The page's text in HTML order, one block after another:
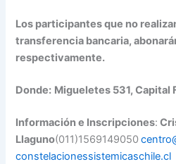
Los participantes que no
transferencia bancaria,
respectivamente.
Donde: Migueletes 531, Capital
Información e Inscripciones:
Llaguno(011)1569149050centro
constelacionessistemicaschile.cl